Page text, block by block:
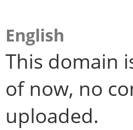
English
This domain
of now, no
uploaded.